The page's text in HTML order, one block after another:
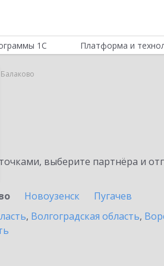
1С Платформа и
Балаково
выберите партнёра и
Новоузенск
Пугачев
, Волгоградская область,